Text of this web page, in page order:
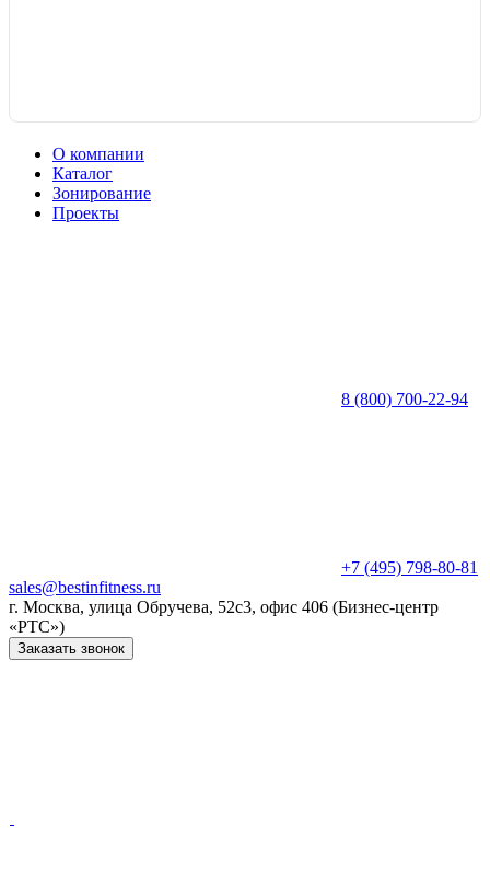
О компании
Каталог
Зонирование
Проекты
8 (800) 700-22-94
+7 (495) 798-80-81
sales@bestinfitness.ru
г. Москва, улица Обручева, 52с3, офис 406 (Бизнес-центр
«РТС»)
Заказать звонок